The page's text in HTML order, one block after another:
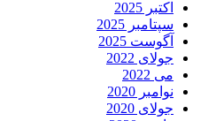
اکتبر 2025
سپتامبر 2025
آگوست 2025
جولای 2022
می 2022
نوامبر 2020
جولای 2020